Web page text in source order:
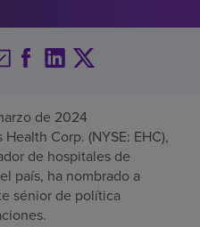
de 2024
Corp. (NYSE: EHC),
de hospitales de
país, ha nombrado a
sénior de política